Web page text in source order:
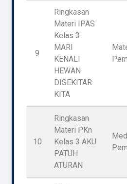
9
Ringkasan
Materi IPAS
Kelas 3
MARI
KENALI
HEWAN
DISEKITAR
KITA
10
Ringkasan
Materi PKn
Kelas 3 AKU
PATUH
ATURAN